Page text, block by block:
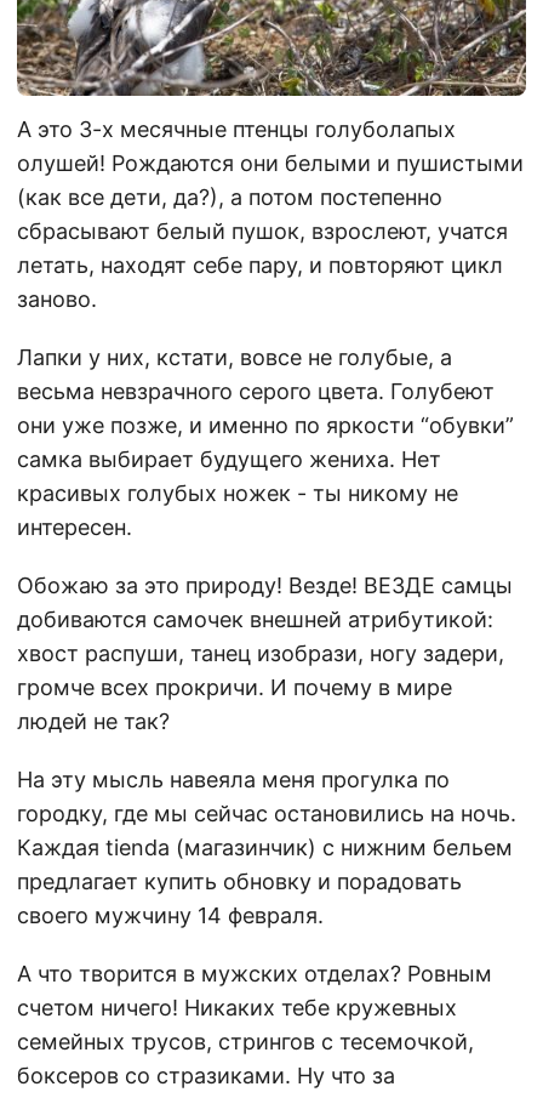
А это 3-х месячные птенцы голуболапых
олушей! Рождаются они белыми и пушистыми
(как все дети, да?), а потом постепенно
сбрасывают белый пушок, взрослеют, учатся
летать, находят себе пару, и повторяют цикл
заново.
Лапки у них, кстати, вовсе не голубые, а
весьма невзрачного серого цвета. Голубеют
они уже позже, и именно по яркости “обувки”
самка выбирает будущего жениха. Нет
красивых голубых ножек - ты никому не
интересен.
Обожаю за это природу! Везде! ВЕЗДЕ самцы
добиваются самочек внешней атрибутикой:
хвост распуши, танец изобрази, ногу задери,
громче всех прокричи. И почему в мире
людей не так?
На эту мысль навеяла меня прогулка по
городку, где мы сейчас остановились на ночь.
Каждая tienda (магазинчик) с нижним бельем
предлагает купить обновку и порадовать
своего мужчину 14 февраля.
А что творится в мужских отделах? Ровным
счетом ничего! Никаких тебе кружевных
семейных трусов, стрингов с тесемочкой,
боксеров со стразиками. Ну что за